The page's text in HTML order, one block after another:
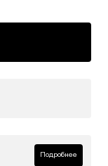
Подробнее